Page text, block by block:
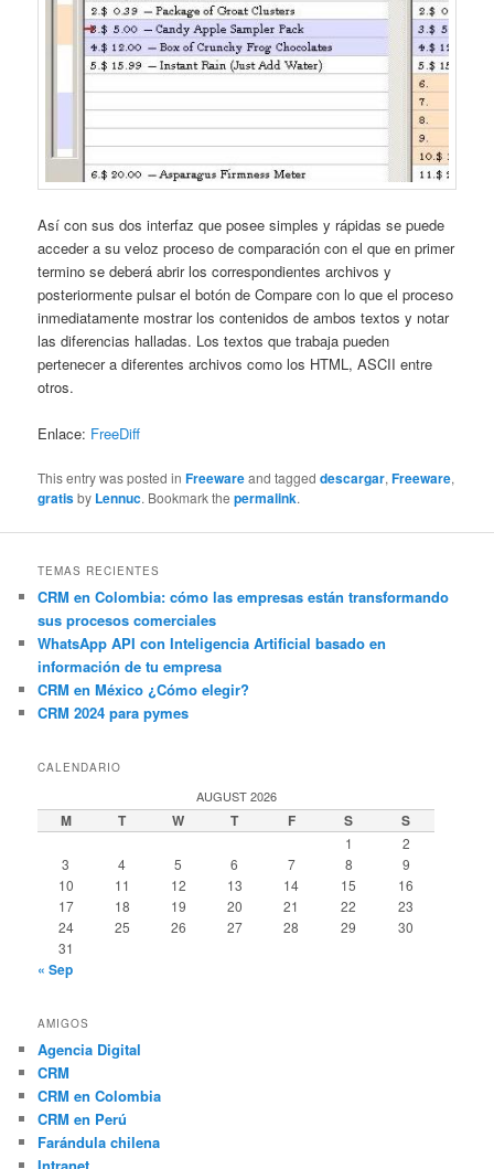
Así con sus dos interfaz que posee simples y rápidas se puede
acceder a su veloz proceso de comparación con el que en primer
termino se deberá abrir los correspondientes archivos y
posteriormente pulsar el botón de Compare con lo que el proceso
inmediatamente mostrar los contenidos de ambos textos y notar
las diferencias halladas. Los textos que trabaja pueden
pertenecer a diferentes archivos como los HTML, ASCII entre
otros.
Enlace: FreeDiff
This entry was posted inFreewareand taggeddescargar,Freeware,
gratisby Lennuc. Bookmark thepermalink.
TEMAS RECIENTES
CRM en Colombia: cómo las empresas están transformando
sus procesos comerciales
WhatsApp API con Inteligencia Artificial basado en
información de tu empresa
CRM en México ¿Cómo elegir?
CRM 2024 para pymes
CALENDARIO
AUGUST 2026
M T W T F S S
1
2
3
4 5 6 7 8
9
10
11 12 13 14 15
16
17
18 19 20 21 22
23
24
25 26 27 28 29
30
31
« Sep
AMIGOS
Agencia Digital
CRM
CRM en Colombia
CRM en Perú
Farándula chilena